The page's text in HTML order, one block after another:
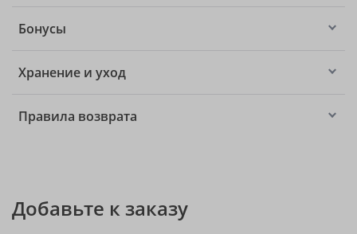
Бонусы
Хранение и уход
Правила возврата
Добавьте к заказу